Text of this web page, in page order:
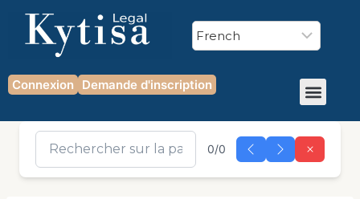
Connexion Demande d'inscription
0/0